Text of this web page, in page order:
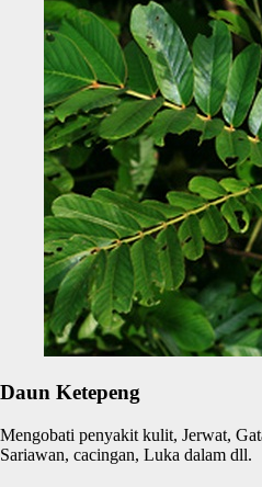
Daun Ketepeng
Mengobati penyakit kulit, Jerwat,
Sariawan, cacingan, Luka dalam dll.